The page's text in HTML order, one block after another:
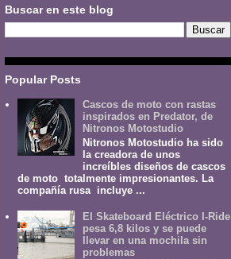
Buscar en este blog
Popular Posts
Cascos de moto con rastas
inspirados en Predator, de
Nitronos Motostudio
Nitronos Motostudio ha sido
la creadora de unos
increíbles diseños de cascos
de moto totalmente impresionantes. La
compañía rusa incluye ...
El Skateboard Eléctrico I-Ride
pesa 6,8 kilos y se puede
llevar en una mochila sin
problemas